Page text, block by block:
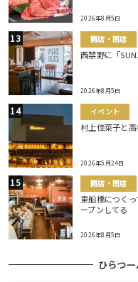
2026年8月5日
開店・閉店
西禁野に「
2026年8月5日
イベント
村上佳菜子と
2026年5月24日
開店・閉店
東船橋につく
ープンしてる
2026年8月5日
ひらつ